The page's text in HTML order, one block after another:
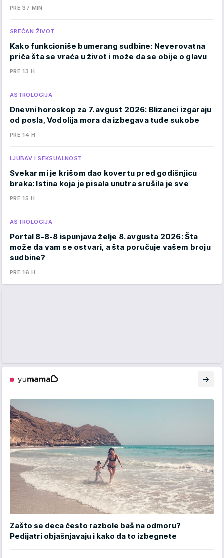
PRE 37 MIN
SREĆAN ŽIVOT
Kako funkcioniše bumerang sudbine: Neverovatna
priča šta se vraća u život i može da se obije o glavu
PRE 13 H
ASTROLOGIJA
Dnevni horoskop za 7. avgust 2026: Blizanci izgaraju
od posla, Vodolija mora da izbegava tuđe sukobe
PRE 14 H
LJUBAV I SEKSUALNOST
Svekar mi je krišom dao kovertu pred godišnjicu
braka: Istina koja je pisala unutra srušila je sve
PRE 15 H
ASTROLOGIJA
Portal 8-8-8 ispunjava želje 8. avgusta 2026: Šta
može da vam se ostvari, a šta poručuje vašem broju
sudbine?
PRE 16 H
Zašto se deca često razbole baš na odmoru?
Pedijatri objašnjavaju i kako da to izbegnete